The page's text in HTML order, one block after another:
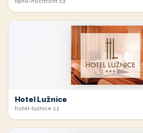
Hotel Lužnice
hotel-luznice.cz